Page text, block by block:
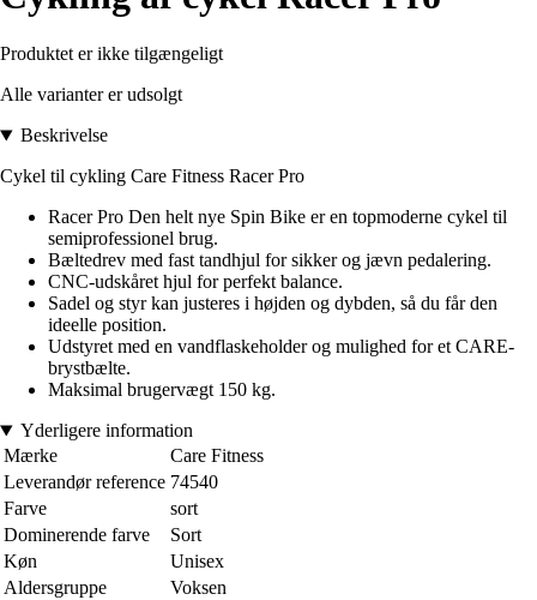
Produktet er ikke tilgængeligt
Alle varianter er udsolgt
Beskrivelse
Cykel til cykling Care Fitness Racer Pro
Racer Pro Den helt nye Spin Bike er en topmoderne cykel til
semiprofessionel brug.
Bæltedrev med fast tandhjul for sikker og jævn pedalering.
CNC-udskåret hjul for perfekt balance.
Sadel og styr kan justeres i højden og dybden, så du får den
ideelle position.
Udstyret med en vandflaskeholder og mulighed for et CARE-
brystbælte.
Maksimal brugervægt 150 kg.
Yderligere information
Mærke
Care Fitness
Leverandør reference 74540
Farve
sort
Dominerende farve
Sort
Køn
Unisex
Aldersgruppe
Voksen